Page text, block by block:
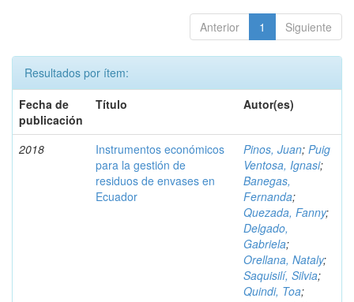
Anterior 1 Siguiente
Resultados por ítem:
Fecha de
publicación
Título Autor(es)
2018
Instrumentos económicos
para la gestión de
residuos de envases en
Ecuador
Pinos, Juan; Puig
Ventosa, Ignasi;
Banegas,
Fernanda;
Quezada, Fanny;
Delgado,
Gabriela;
Orellana, Nataly;
Saquisilí, Silvia;
Quindi, Toa;